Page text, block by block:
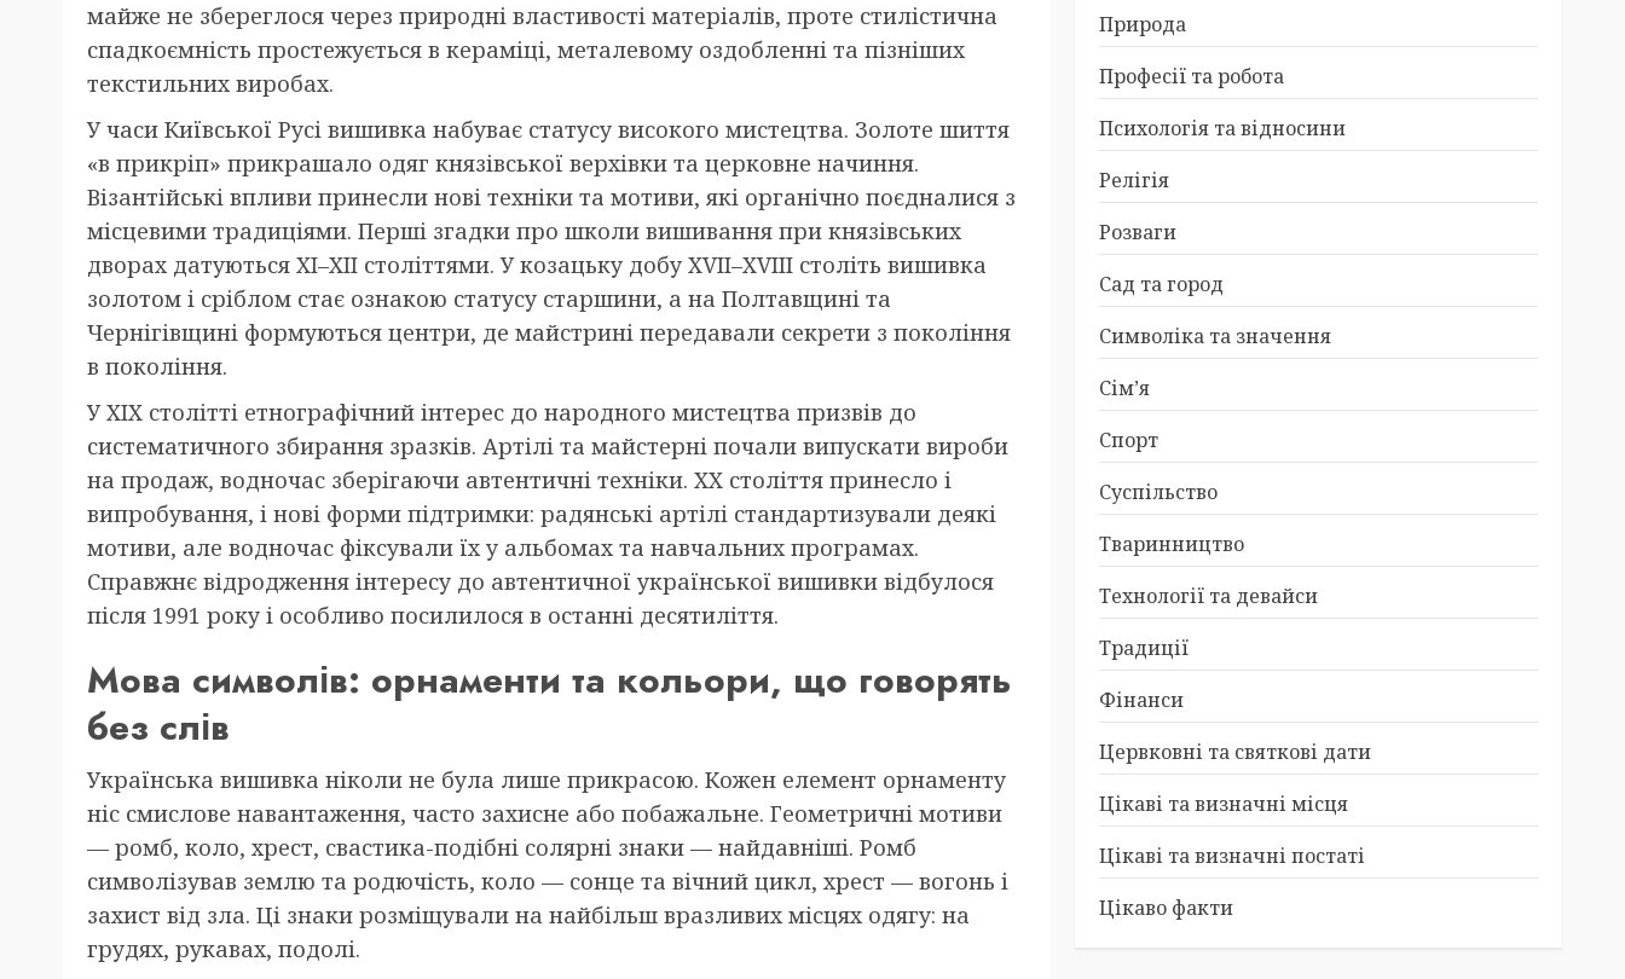
майже не збереглося через природні властивості матеріалів, проте стилістична
спадкоємність простежується в кераміці, металевому оздобленні та пізніших
текстильних виробах.
У часи Київської Русі вишивка набуває статусу високого мистецтва. Золоте шиття
«в прикріп» прикрашало одяг князівської верхівки та церковне начиння.
Візантійські впливи принесли нові техніки та мотиви, які органічно поєдналися з
місцевими традиціями. Перші згадки про школи вишивання при князівських
дворах датуються XI–XII століттями. У козацьку добу XVII–XVIII століть вишивка
золотом і сріблом стає ознакою статусу старшини, а на Полтавщині та
Чернігівщині формуються центри, де майстрині передавали секрети з покоління
в покоління.
У XIX столітті етнографічний інтерес до народного мистецтва призвів до
систематичного збирання зразків. Артілі та майстерні почали випускати вироби
на продаж, водночас зберігаючи автентичні техніки. XX століття принесло і
випробування, і нові форми підтримки: радянські артілі стандартизували деякі
мотиви, але водночас фіксували їх у альбомах та навчальних програмах.
Справжнє відродження інтересу до автентичної української вишивки відбулося
після 1991 року і особливо посилилося в останні десятиліття.
Мова символів: орнаменти та кольори, що говорять
без слів
Українська вишивка ніколи не була лише прикрасою. Кожен елемент орнаменту
ніс смислове навантаження, часто захисне або побажальне. Геометричні мотиви
— ромб, коло, хрест, свастика-подібні солярні знаки — найдавніші. Ромб
символізував землю та родючість, коло — сонце та вічний цикл, хрест — вогонь і
захист від зла. Ці знаки розміщували на найбільш вразливих місцях одягу: на
грудях, рукавах, подолі.
Природа
Професії та робота
Психологія та відносини
Релігія
Розваги
Сад та город
Символіка та значення
Сім’я
Спорт
Суспільство
Тваринництво
Технології та девайси
Традиції
Фінанси
Цервковні та святкові дати
Цікаві та визначні місця
Цікаві та визначні постаті
Цікаво факти